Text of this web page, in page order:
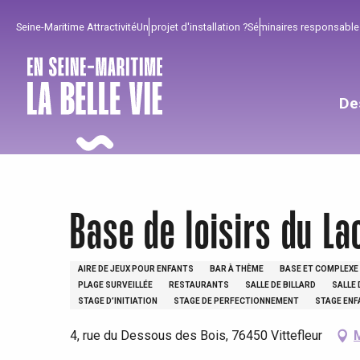
principal
Seine-Maritime AttractivitéUn projet d'installation ?Séminaires
Base de loisirs du
AIRE DE JEUX POUR ENFANTS BAR À THÈME BASE ET
PLAGE SURVEILLÉE
RESTAURANTS SALLE DE BILLARD SALLE
STAGE D’INITIATION
STAGE DE PERFECTIONNEMENT STAGE
4, rue du Dessous des Bois, 76450 Vittefleur